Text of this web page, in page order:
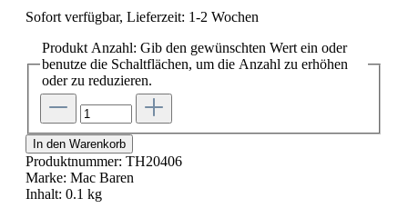
Sofort verfügbar, Lieferzeit: 1-2 Wochen
Produkt Anzahl: Gib den gewünschten Wert ein oder
benutze die Schaltflächen, um die Anzahl zu erhöhen
oder zu reduzieren.
In den Warenkorb
Produktnummer: TH20406
Marke: Mac Baren
Inhalt: 0.1 kg